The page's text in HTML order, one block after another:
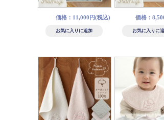
価格：11,000円(税込) 価格：